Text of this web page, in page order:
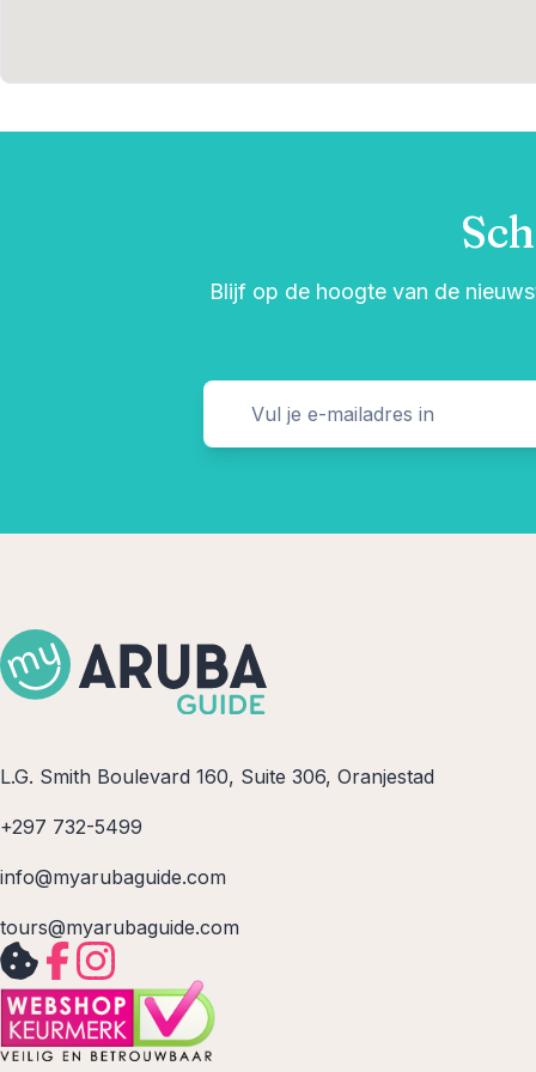
Blijf op de hoogte van de
L.G. Smith Boulevard 160, Suite 306, Oranjestad
+297 732-5499
info@myarubaguide.com
tours@myarubaguide.com